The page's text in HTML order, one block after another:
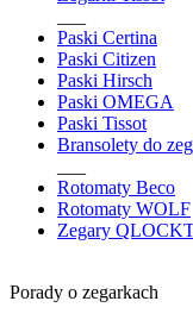
Paski Certina
Paski Citizen
Paski Hirsch
Paski OMEGA
Paski Tissot
Bransolety do
Rotomaty Beco
Rotomaty WOLF
Zegary
Porady o zegarkach